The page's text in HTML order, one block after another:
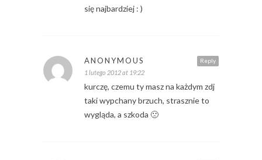
się najbardziej : )
Reply
ANONYMOUS
1 lutego 2012 at 19:22
kurczę, czemu ty masz na każdym zdj
taki wypchany brzuch, strasznie to
wygląda, a szkoda 🙁